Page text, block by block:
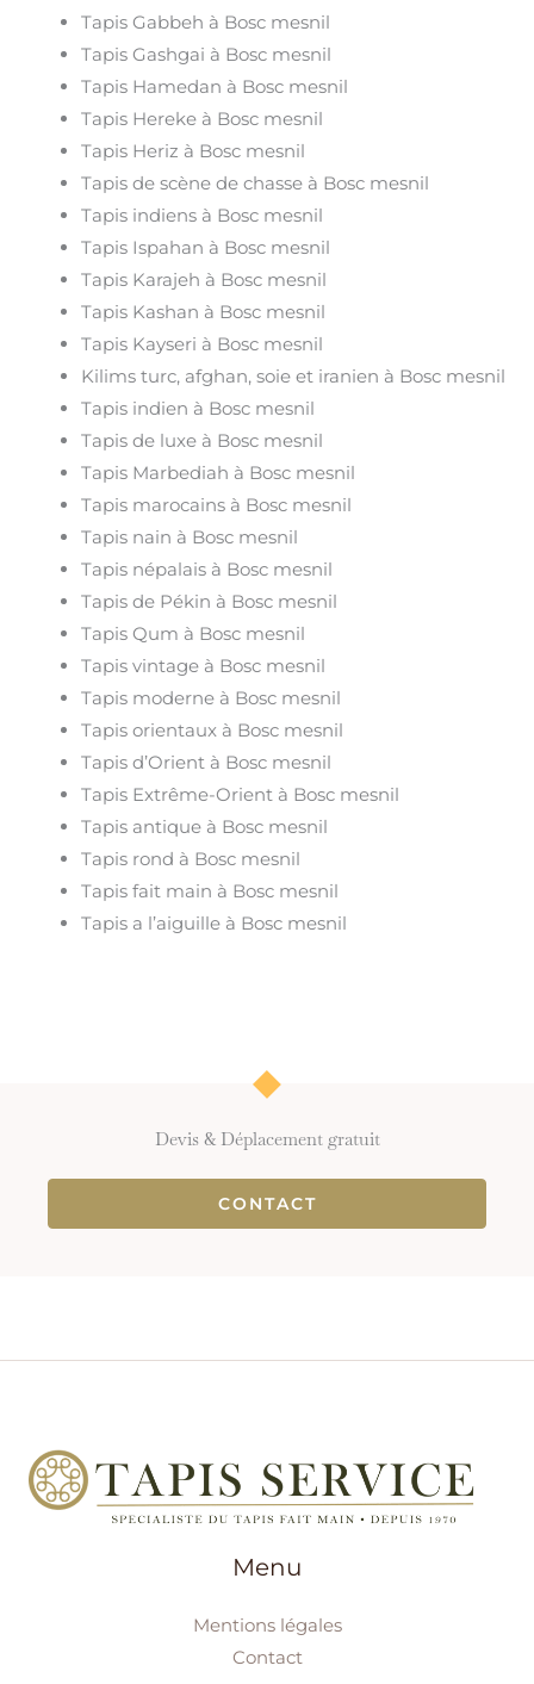
Tapis Gabbeh à Bosc mesnil
Tapis Gashgai à Bosc mesnil
Tapis Hamedan à Bosc mesnil
Tapis Hereke à Bosc mesnil
Tapis Heriz à Bosc mesnil
Tapis de scène de chasse à Bosc mesnil
Tapis indiens à Bosc mesnil
Tapis Ispahan à Bosc mesnil
Tapis Karajeh à Bosc mesnil
Tapis Kashan à Bosc mesnil
Tapis Kayseri à Bosc mesnil
Kilims turc, afghan, soie et iranien à Bosc mesnil
Tapis indien à Bosc mesnil
Tapis de luxe à Bosc mesnil
Tapis Marbediah à Bosc mesnil
Tapis marocains à Bosc mesnil
Tapis nain à Bosc mesnil
Tapis népalais à Bosc mesnil
Tapis de Pékin à Bosc mesnil
Tapis Qum à Bosc mesnil
Tapis vintage à Bosc mesnil
Tapis moderne à Bosc mesnil
Tapis orientaux à Bosc mesnil
Tapis d’Orient à Bosc mesnil
Tapis Extrême-Orient à Bosc mesnil
Tapis antique à Bosc mesnil
Tapis rond à Bosc mesnil
Tapis fait main à Bosc mesnil
Tapis a l’aiguille à Bosc mesnil
Devis & Déplacement gratuit
CONTACT
Menu
Mentions légales
Contact